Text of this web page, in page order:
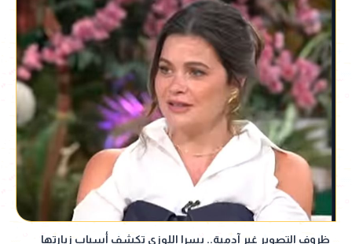
ظروف التصوير غير آدمية.. يسرا اللوزي تكشف أسباب زيارتها